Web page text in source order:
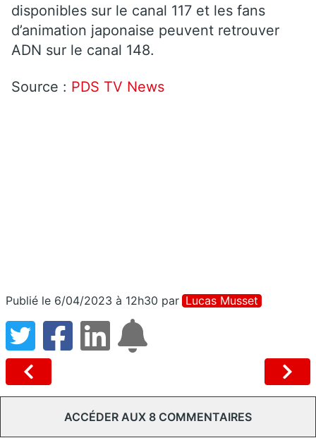
disponibles sur le canal 117 et les fans
d’animation japonaise peuvent retrouver
ADN sur le canal 148.
Source : PDS TV News
Publié le 6/04/2023 à 12h30 par Lucas Musset
ACCÉDER AUX 8 COMMENTAIRES